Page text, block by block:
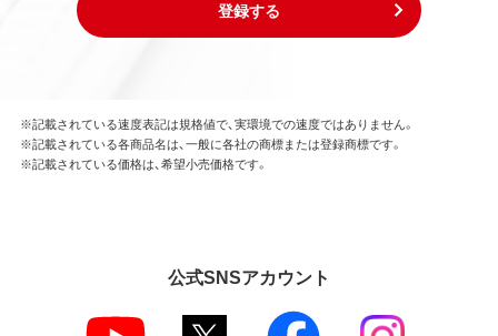
登録する
※記載されている速度表記は規格値で、実環境での速度ではありません。
※記載されている各商品名は、一般に各社の商標または登録商標です。
※記載されている価格は、希望小売価格です。
公式SNSアカウント